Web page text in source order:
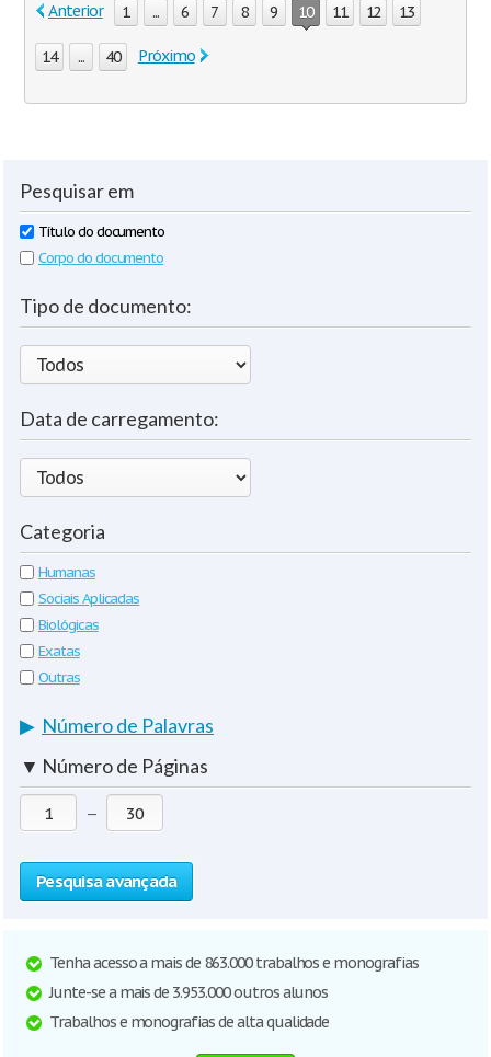
Anterior 1 ... 6 7 8 9 10 11 12 13
14 ... 40 Próximo
Pesquisar em
Título do documento
Corpo do documento
Tipo de documento:
Data de carregamento:
Categoria
Humanas
Sociais Aplicadas
Biológicas
Exatas
Outras
▶ Número de Palavras
▼ Número de Páginas
—
Pesquisa avançada
Tenha acesso a mais de 863.000 trabalhos e monografias
Junte-se a mais de 3.953.000 outros alunos
Trabalhos e monografias de alta qualidade